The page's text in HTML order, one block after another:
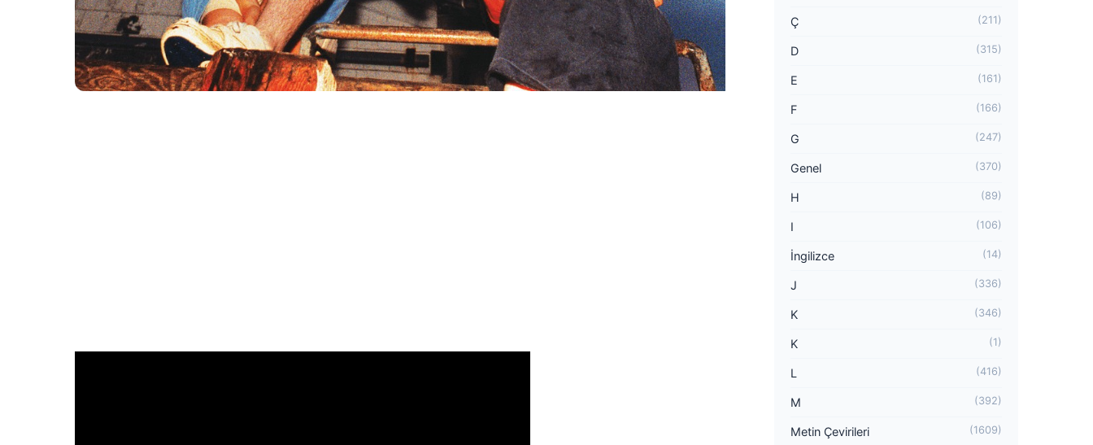
Ç (211)
D (315)
E (161)
F (166)
G (247)
Genel (370)
H (89)
I (106)
İngilizce (14)
J (336)
K (346)
K (1)
L (416)
M (392)
Metin Çevirileri (1609)